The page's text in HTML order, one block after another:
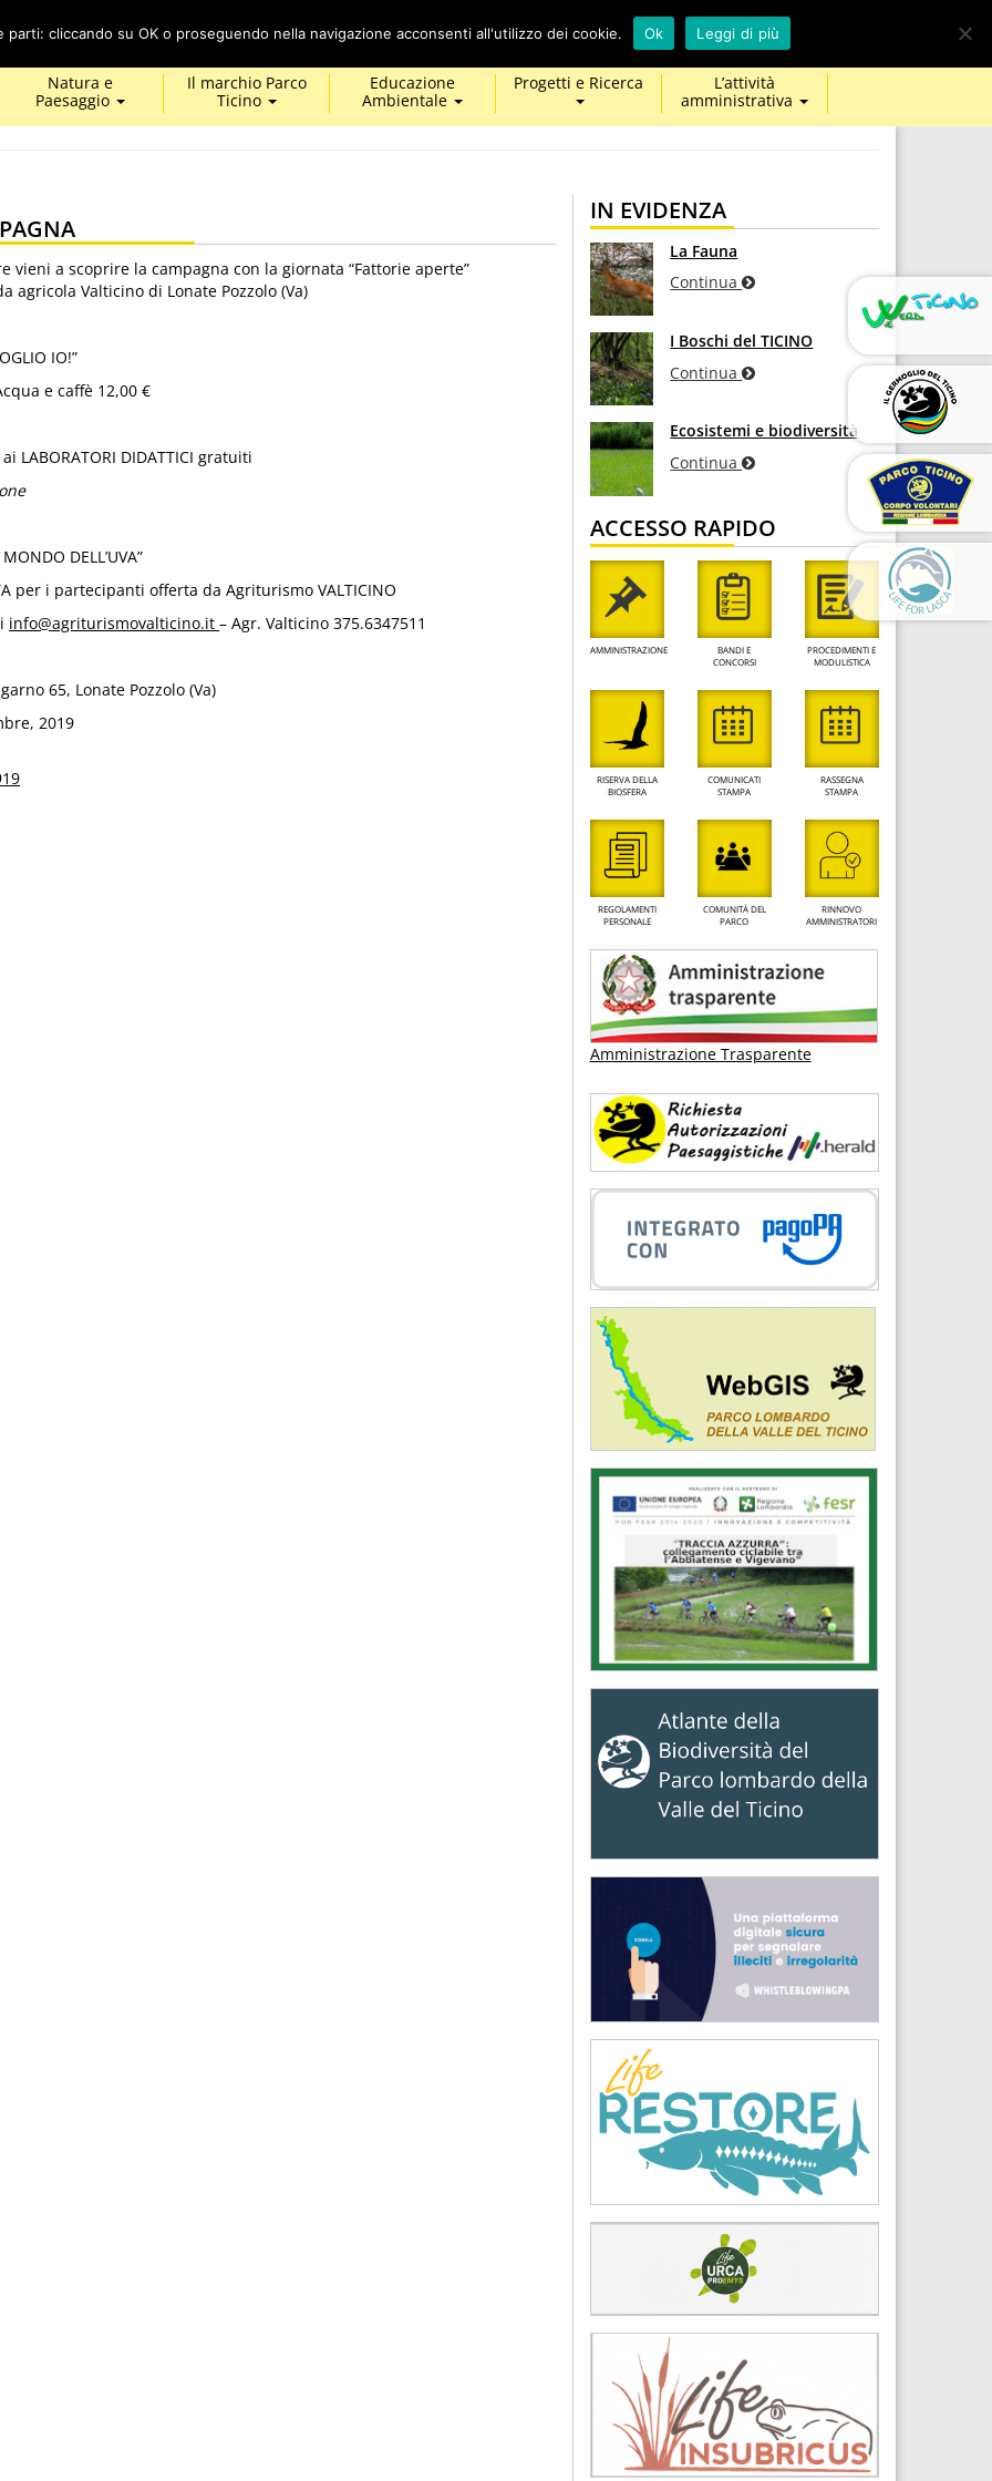
Cerca
map-
marker
calendar
Natura e
Paesaggio
Il marchio Parco
Ticino
Educazione
Ambientale
Progetti e Ricerca
L’attività
amministrativa
vieni a scoprire la campagna con la giornata “Fattorie aperte”
agricola Valticino di Lonate Pozzolo (Va)
IO!”
e caffè 12,00 €
LABORATORI DIDATTICI gratuiti
DELL’UVA”
per i partecipanti offerta da Agriturismo VALTICINO
info@agriturismovalticino.it – Agr. Valticino 375.6347511
65, Lonate Pozzolo (Va)
2019
IN EVIDENZA
La Fauna
Continua
I Boschi del TICINO
Continua
Ecosistemi e biodiversità
Continua
ACCESSO RAPIDO
AMMINISTRAZIONE
BANDI E
CONCORSI
PROCEDIMENTI E
MODULISTICA
RISERVA DELLA
BIOSFERA
COMUNICATI
STAMPA
RASSEGNA
STAMPA
REGOLAMENTI
PERSONALE
COMUNITÀ DEL
PARCO
RINNOVO
AMMINISTRATORI
Amministrazione Trasparente
cliccando su OK o proseguendo nella navigazione acconsenti all'utilizzo dei cookie. Ok Leggi di più